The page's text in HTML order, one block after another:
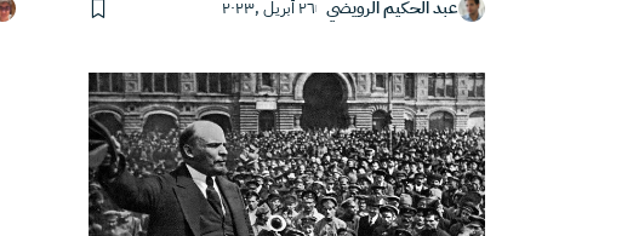
عبد الحكيم الرويضي ٢٦ أبريل ,٢٠٢٣